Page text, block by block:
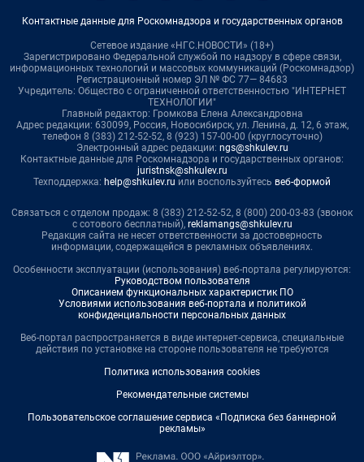
Контактные данные для Роскомнадзора и государственных органов
Сетевое издание «НГС.НОВОСТИ» (18+)
Зарегистрировано Федеральной службой по надзору в сфере связи,
информационных технологий и массовых коммуникаций (Роскомнадзор)
Регистрационный номер ЭЛ № ФС 77— 84683
Учредитель: Общество с ограниченной ответственностью "ИНТЕРНЕТ
ТЕХНОЛОГИИ"
Главный редактор: Громкова Елена Александровна
Адрес редакции: 630099, Россия, Новосибирск, ул. Ленина, д. 12, 6 этаж,
телефон 8 (383) 212-52-52, 8 (923) 157-00-00 (круглосуточно)
Электронный адрес редакции: ngs@shkulev.ru
Контактные данные для Роскомнадзора и государственных органов:
juristnsk@shkulev.ru
Техподдержка: help@shkulev.ru или воспользуйтесь веб-формой
Связаться с отделом продаж: 8 (383) 212-52-52, 8 (800) 200-03-83 (звонок
с сотового бесплатный), reklamangs@shkulev.ru
Редакция сайта не несет ответственности за достоверность
информации, содержащейся в рекламных объявлениях.
Особенности эксплуатации (использования) веб-портала регулируются:
Руководством пользователя
Описанием функциональных характеристик ПО
Условиями использования веб-портала и политикой
конфиденциальности персональных данных
Веб-портал распространяется в виде интернет-сервиса, специальные
действия по установке на стороне пользователя не требуются
Политика использования cookies
Рекомендательные системы
Пользовательское соглашение сервиса «Подписка без баннерной
рекламы»